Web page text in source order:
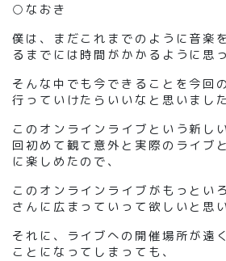
○なおき
僕は、まだこれまでのように音楽
るまでには時間がかかるように思
そんな中でも今できることを今回
行っていけたらいいなと思いました
このオンラインライブという新し
回初めて観て意外と実際のライブ
に楽しめたので、
このオンラインライブがもっとい
さんに広まっていって欲しいと思
それに、ライブへの開催場所が遠
ことになってしまっても、